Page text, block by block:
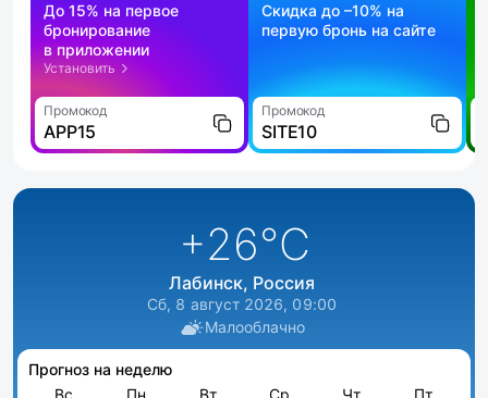
До 15% на первое
бронирование
в приложении
Установить
Промокод
APP15
Скидка до –10% на
первую бронь на сайте
Промокод
SITE10
+26°C
Лабинск, Россия
Сб, 8 август 2026, 09:00
Малооблачно
Прогноз на неделю
Вс
Пн Вт Ср Чт Пт